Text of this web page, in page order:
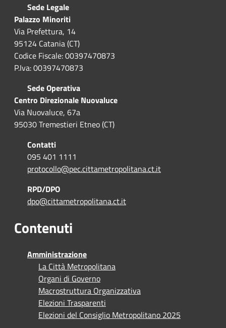
Sede Legale
Palazzo Minoriti
Via Prefettura, 14
95124 Catania (CT)
Codice Fiscale: 00397470873
P.Iva: 00397470873
Sede Operativa
Centro Direzionale Nuovaluce
Via Nuovaluce, 67a
95030 Tremestieri Etneo (CT)
Contatti
095 401 1111
protocollo@pec.cittametropolitana.ct.it
RPD/DPO
dpo@cittametropolitana.ct.it
Contenuti
Amministrazione
La Città Metropolitana
Organi di Governo
Macrostruttura Organizzativa
Elezioni Trasparenti
Elezioni del Consiglio Metropolitano 2025